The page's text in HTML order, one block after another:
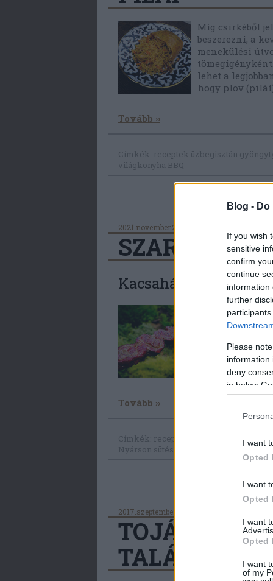
Blog -
If you wish
sensitive
confirm
continue
information
further
Please
information
deny
in below
I want
Opted
I want
Opted
I want
Opted
I want
of my
Míg csirkéből
beszerezni, a
menekülési
lehet a
hogy plov
Tovább ››
Címkék: receptek üzbegisztán
világkonyha BBQ
2021.november.28.
Kacsahájjal rétegezve
A vadhúsok
irányzat. A
száradhat.
erősítettük a…
Tovább ››
Címkék: receptek technikák
Nyárson sütés
2017.szeptember.11.